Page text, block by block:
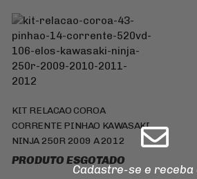
KIT RELACAO COROA
CORRENTE PINHAO KAWASAKI
NINJA 250R 2009 A 2012
PRODUTO ESGOTADO
Cadastre-se e